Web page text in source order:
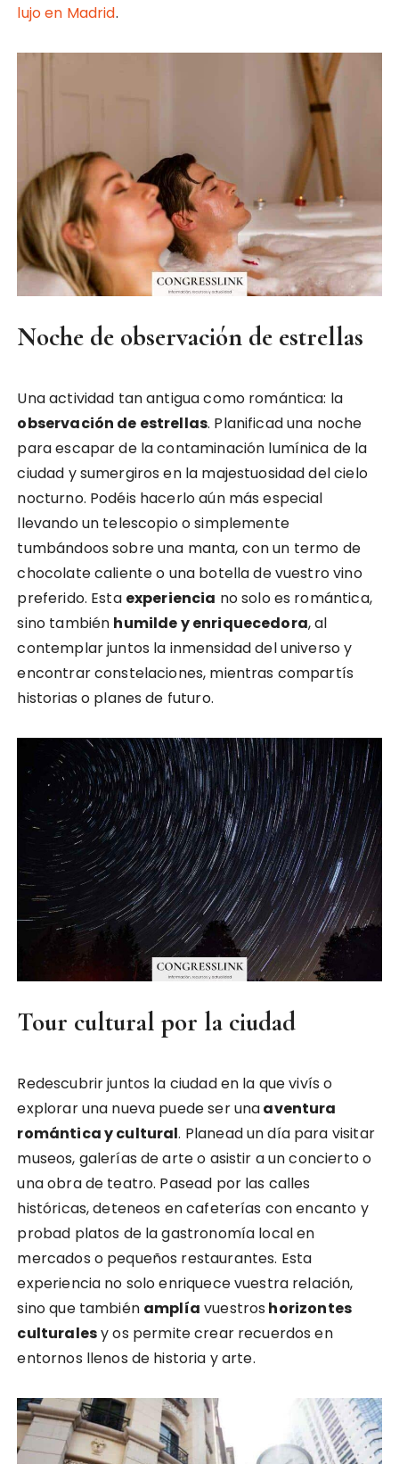
lujo en Madrid.
Noche de observación de estrellas
Una actividad tan antigua como romántica: la
observación de estrellas. Planificad una noche
para escapar de la contaminación lumínica de la
ciudad y sumergiros en la majestuosidad del cielo
nocturno. Podéis hacerlo aún más especial
llevando un telescopio o simplemente
tumbándoos sobre una manta, con un termo de
chocolate caliente o una botella de vuestro vino
preferido. Esta experiencia no solo es romántica,
sino también humilde y enriquecedora, al
contemplar juntos la inmensidad del universo y
encontrar constelaciones, mientras compartís
historias o planes de futuro.
Tour cultural por la ciudad
Redescubrir juntos la ciudad en la que vivís o
explorar una nueva puede ser unaaventura
romántica y cultural. Planead un día para visitar
museos, galerías de arte o asistir a un concierto o
una obra de teatro. Pasead por las calles
históricas, deteneos en cafeterías con encanto y
probad platos de la gastronomía local en
mercados o pequeños restaurantes. Esta
experiencia no solo enriquece vuestra relación,
sino que también amplía vuestros horizontes
culturalesy os permite crear recuerdos en
entornos llenos de historia y arte.